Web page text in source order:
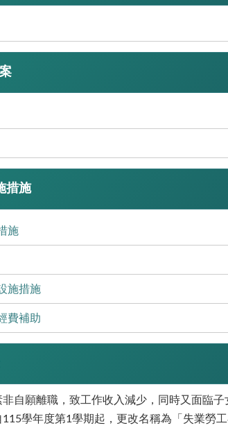
措施
施
施措施
費補助
自願離職，致工作收入減少，同時又面臨
115學年度第1學期起，更改名稱為「失業勞